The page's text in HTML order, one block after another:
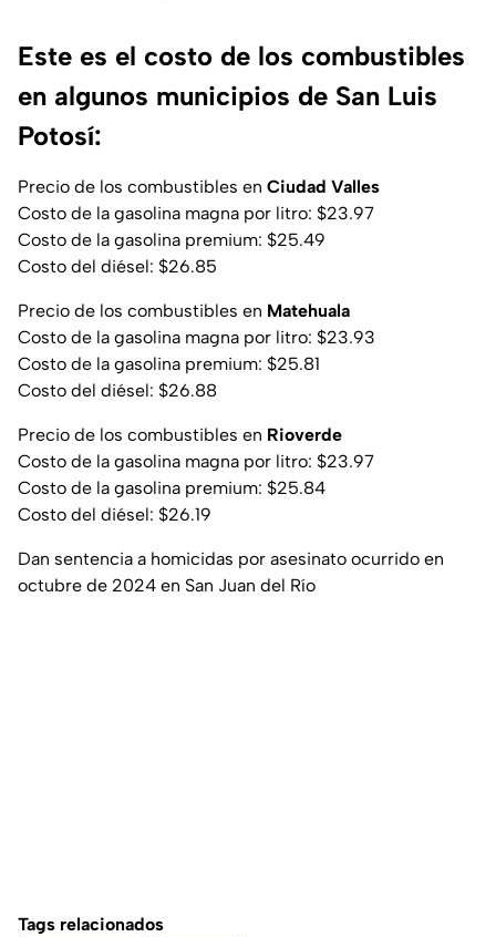
Este es el costo de los combustibles
en algunos municipios de San Luis
Potosí:
Precio de los combustibles en Ciudad Valles
Costo de la gasolina magna por litro: $23.97
Costo de la gasolina premium: $25.49
Costo del diésel: $26.85
Precio de los combustibles en Matehuala
Costo de la gasolina magna por litro: $23.93
Costo de la gasolina premium: $25.81
Costo del diésel: $26.88
Precio de los combustibles en Rioverde
Costo de la gasolina magna por litro: $23.97
Costo de la gasolina premium: $25.84
Costo del diésel: $26.19
Dan sentencia a homicidas por asesinato ocurrido en
octubre de 2024 en San Juan del Río
Tags relacionados